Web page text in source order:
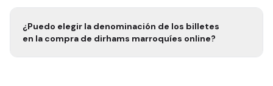
¿Puedo elegir la denominación de los billetes
en la compra de dirhams marroquíes online?